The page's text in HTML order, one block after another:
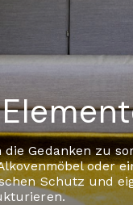
die Gedanken zu
oder
Schutz und